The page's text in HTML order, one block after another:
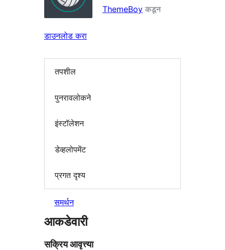
ThemeBoy कडून
डाउनलोड करा
तपशील
पुनरावलोकने
इंस्टॉलेशन
डेव्हलोपमेंट
प्रगत दृश्य
समर्थन
आकडेवारी
सक्रिय आवृत्त्या